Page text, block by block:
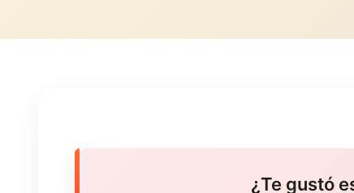
¿Te gustó